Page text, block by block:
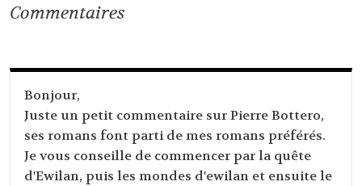
Commentaires
Bonjour,
Juste un petit commentaire sur Pierre Bottero,
ses romans font parti de mes romans préférés.
Je vous conseille de commencer par la quête
d'Ewilan, puis les mondes d'ewilan et ensuite le